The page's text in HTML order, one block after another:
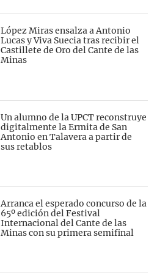
López Miras ensalza a Antonio
Lucas y Viva Suecia tras recibir el
Castillete de Oro del Cante de las
Minas
Un alumno de la UPCT reconstruye
digitalmente la Ermita de San
Antonio en Talavera a partir de
sus retablos
Arranca el esperado concurso de la
65º edición del Festival
Internacional del Cante de las
Minas con su primera semifinal